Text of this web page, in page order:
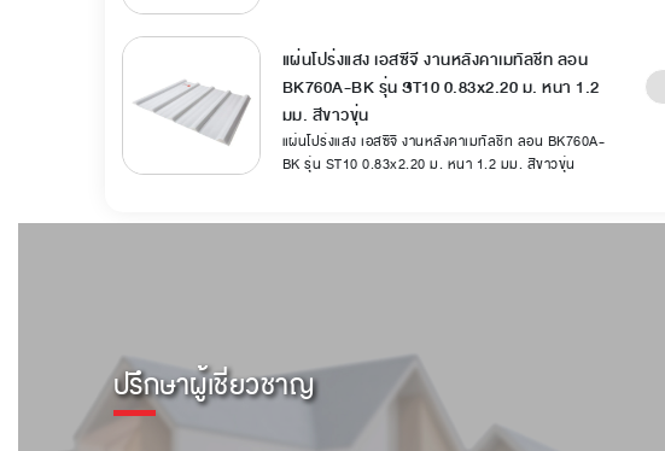
แผ่นโปร่งแสง เอสซีจี งานหลังคาเมทัลชีท ลอน
BK760A-BK รุ่น ST10 0.83x2.20 ม. หนา 1.2
มม. สีขาวขุ่น
แผ่นโปร่งแสง เอสซีจี งานหลังคาเมทัลชีท ลอน BK760A-
BK รุ่น ST10 0.83x2.20 ม. หนา 1.2 มม. สีขาวขุ่น
ปรึกษาผู้เชี่ยวชาญ